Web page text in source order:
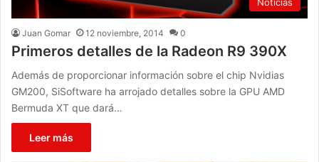
Juan Gomar 12 noviembre, 2014 0
Primeros detalles de la Radeon R9 390X
Además de proporcionar información sobre el chip Nvidias
GM200, SiSoftware ha arrojado detalles sobre la GPU AMD
Bermuda XT que dará…
Leer más